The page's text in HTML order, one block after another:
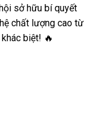
sở hữu bí quyết
chất lượng cao từ
biệt! 🔥